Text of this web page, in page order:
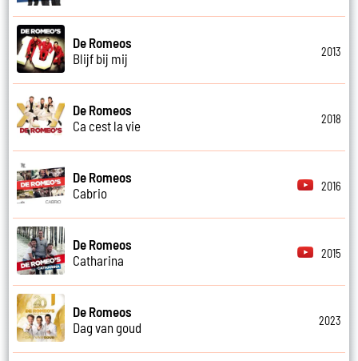
De Romeos
Blijf bij mij
2013
De Romeos
Ca cest la vie
2018
De Romeos
Cabrio
2016
De Romeos
Catharina
2015
De Romeos
Dag van goud
2023